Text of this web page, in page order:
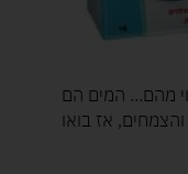
מהם… המים הם
אז בואו